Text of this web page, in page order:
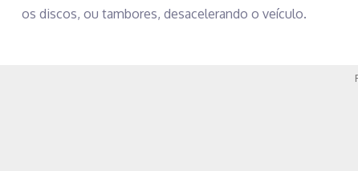
os discos, ou tambores, desacelerando o veículo.